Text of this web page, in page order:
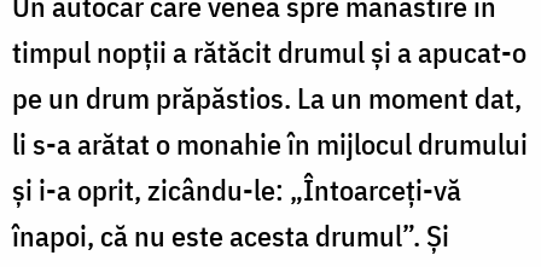
timpul nopţii a rătăcit drumul şi a apucat-o
pe un drum prăpăstios. La un moment dat,
li s-a arătat o monahie în mijlocul drumului
şi i-a oprit, zicându-le: „Întoarceţi-vă
înapoi, că nu este acesta drumul”. Şi